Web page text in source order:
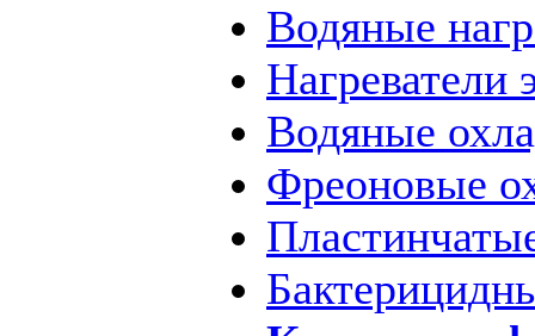
Водяные
Нагреватели
Водяные
Фреоновые